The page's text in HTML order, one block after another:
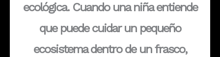
ecológica. Cuando una niña entiende
que puede cuidar un pequeño
ecosistema dentro de un frasco,